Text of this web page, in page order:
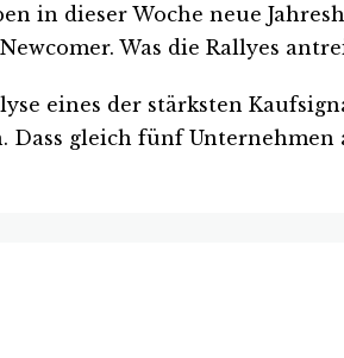
in dieser Woche neue
Was die Rallyes
eines der stärksten
gleich fünf